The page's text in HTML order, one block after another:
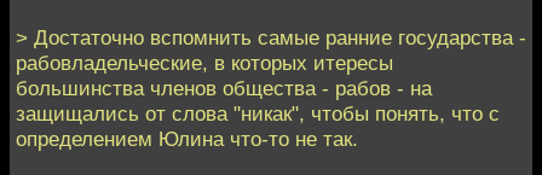
> Достаточно вспомнить самые ранние государства -
рабовладельческие, в которых итересы
большинства членов общества - рабов - на
защищались от слова "никак", чтобы понять, что с
определением Юлина что-то не так.